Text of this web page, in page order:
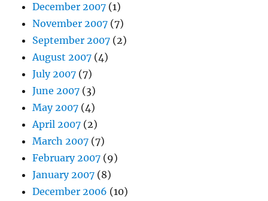
December 2007 (1)
November 2007 (7)
September 2007 (2)
August 2007 (4)
July 2007 (7)
June 2007 (3)
May 2007 (4)
April 2007 (2)
March 2007 (7)
February 2007 (9)
January 2007 (8)
December 2006 (10)